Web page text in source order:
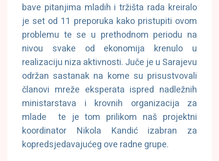
bave pitanjima mladih i tržišta rada kreiralo
je set od 11 preporuka kako pristupiti ovom
problemu te se u prethodnom periodu na
nivou svake od ekonomija krenulo u
realizaciju niza aktivnosti. Juče je u Sarajevu
održan sastanak na kome su prisustvovali
članovi mreže eksperata ispred nadležnih
ministarstava i krovnih organizacija za
mlade te je tom prilikom naš projektni
koordinator Nikola Kandić izabran za
kopredsjedavajućeg ove radne grupe.